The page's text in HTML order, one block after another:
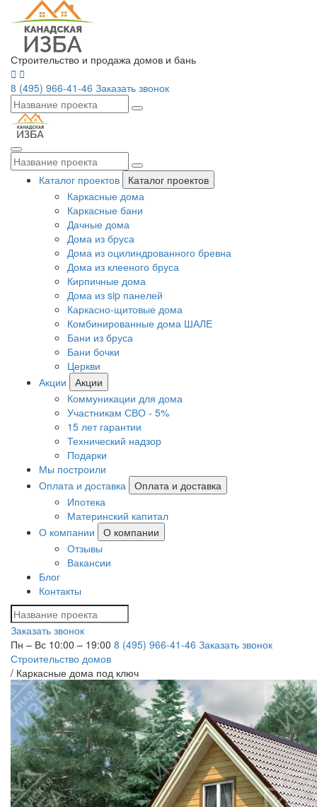
Строительство и продажа домов и бань
8 (495) 966-41-46 Заказать звонок
Каталог проектов
Каталог проектов
Каркасные дома
Каркасные бани
Дачные дома
Дома из бруса
Дома из оцилиндрованного бревна
Дома из клееного бруса
Кирпичные дома
Дома из sip панелей
Каркасно-щитовые дома
Комбинированные дома ШАЛЕ
Бани из бруса
Бани бочки
Церкви
Акции
Акции
Коммуникации для дома
Участникам СВО - 5%
15 лет гарантии
Технический надзор
Подарки
Мы построили
Оплата и доставка
Оплата и доставка
Ипотека
Материнский капитал
О компании
О компании
Отзывы
Вакансии
Блог
Контакты
Заказать звонок
Пн – Вс 10:00 – 19:00 8 (495) 966-41-46 Заказать звонок
Строительство домов
/ Каркасные дома под ключ